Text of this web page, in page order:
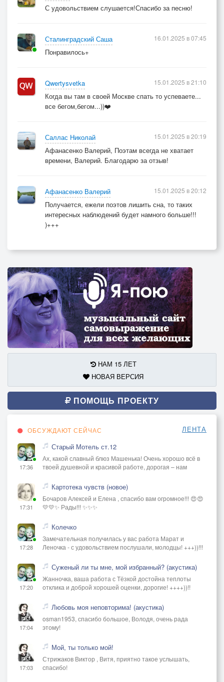
С удовольствием слушается!Спасибо за песню!
Сталинградский Саша
Понравилось+
16.01.2025 в 07:45
Qwertysvetka
Когда вы там в своей Москве спать то успеваете...
все бегом,бегом...))❤️
15.01.2025 в 21:10
Саллас Николай
Афанасенко Валерий, Поэтам всегда не хватает
времени, Валерий. Благодарю за отзыв!
15.01.2025 в 20:19
Афанасенко Валерий
Получается, ежели поэтов лишить сна, то таких
интересных наблюдений будет намного больше!!!
)+++
15.01.2025 в 20:12
НАМ 15 ЛЕТ
НОВАЯ ВЕРСИЯ
ПОМОЩЬ ПРОЕКТУ
ОБСУЖДАЮТ СЕЙЧАС ЛЕНТА
17:36
Старый Мотель ст.12
Ах, какой славный блюз Машенька! Очень хорошо всё в
твоей душевной и красивой работе, дорогая – нам
17:31
Картотека чувств (новое)
Бочаров Алексей и Елена , спасибо вам огромное!!! 😍😍
💛💛✨ Рады!!! ✨✨✨
17:28
Колечко
Замечательная получилась у вас работа Марат и
Леночка - с удовольствием послушали, молодцы! +++))!!!
17:20
Суженый ли ты мне, мой избранный? (акустика)
Жанночка, ваша работа с Тёзкой достойна теплоты
отклика и доброй хорошей оценки, дорогие! ++++))!!
17:04
Любовь моя неповторима! (акустика)
osman1953, спасибо большое, Володя, очень рада
этому!
17:03
Мой, ты только мой!
Стрижаков Виктор , Витя, приятно такое услышать,
спасибо!